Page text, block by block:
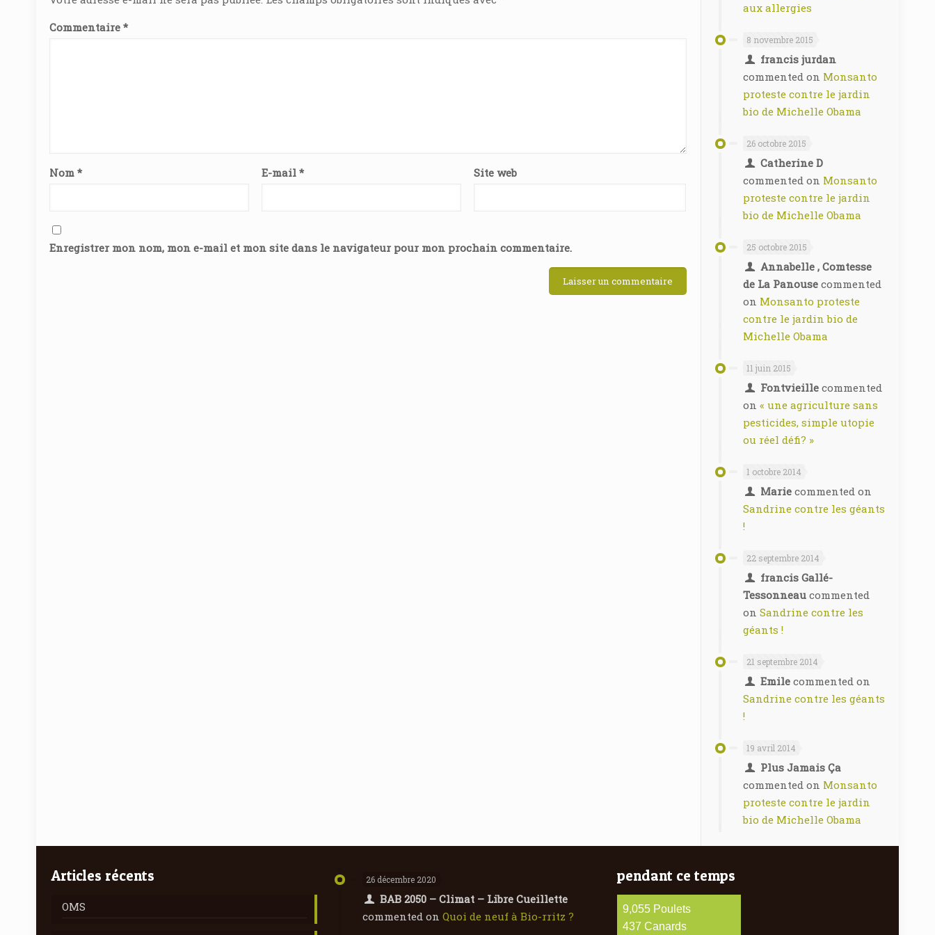
Commentaire*
Nom* E-mail* Site web
Enregistrer mon nom, mon e-mail et mon site dans le navigateur pour mon prochain commentaire.
aux allergies
8 novembre 2015
francis jurdan
commented on Monsanto
proteste contre le jardin
bio de Michelle Obama
26 octobre 2015
Catherine D
commented on Monsanto
proteste contre le jardin
bio de Michelle Obama
25 octobre 2015
Annabelle , Comtesse
de La Panousecommented
on Monsanto proteste
contre le jardin bio de
Michelle Obama
11 juin 2015
Fontvieillecommented
on « une agriculture sans
pesticides, simple utopie
ou réel défi? »
1 octobre 2014
Mariecommented on
Sandrine contre les géants
!
22 septembre 2014
francis Gallé-
Tessonneaucommented
on Sandrine contre les
géants !
21 septembre 2014
Emilecommented on
Sandrine contre les géants
!
19 avril 2014
Plus Jamais Ça
commented on Monsanto
proteste contre le jardin
bio de Michelle Obama
Articles récents
OMS
26 décembre 2020
BAB 2050 – Climat – Libre Cueillette
commented on Quoi de neuf à Bio-rritz ?
pendant ce temps
10,164 Poulets
490 Canards